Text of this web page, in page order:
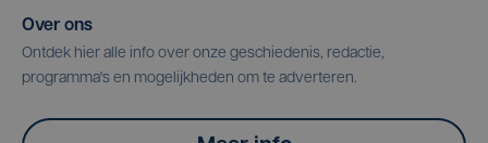
Over ons
Ontdek hier alle info over onze geschiedenis, redactie,
programma's en mogelijkheden om te adverteren.